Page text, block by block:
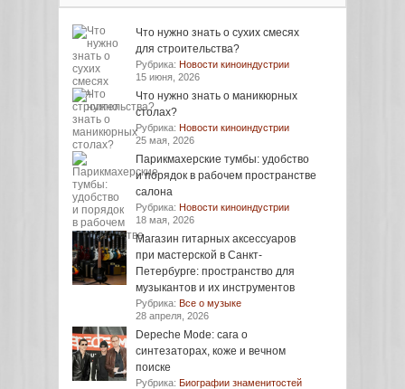
Что нужно знать о сухих смесях
для строительства?
Рубрика: Новости киноиндустрии
15 июня, 2026
Что нужно знать о маникюрных
столах?
Рубрика: Новости киноиндустрии
25 мая, 2026
Парикмахерские тумбы: удобство
и порядок в рабочем пространстве
салона
Рубрика: Новости киноиндустрии
18 мая, 2026
Магазин гитарных аксессуаров
при мастерской в Санкт-
Петербурге: пространство для
музыкантов и их инструментов
Рубрика: Все о музыке
28 апреля, 2026
Depeche Mode: сага о
синтезаторах, коже и вечном
поиске
Рубрика: Биографии знаменитостей